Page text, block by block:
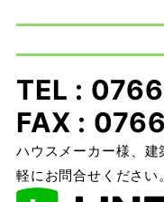
TEL :
FAX :
ハウスメーカー様、
軽にお問合せください。